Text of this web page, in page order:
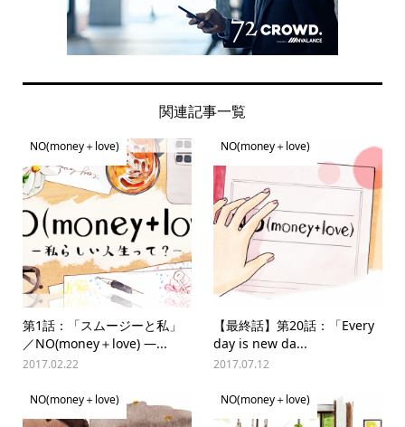
関連記事一覧
NO(money＋love)
第1話：「スムージーと私」
／NO(money＋love) —...
2017.02.22
NO(money＋love)
【最終話】第20話：「Every
day is new da...
2017.07.12
NO(money＋love) NO(money＋love)